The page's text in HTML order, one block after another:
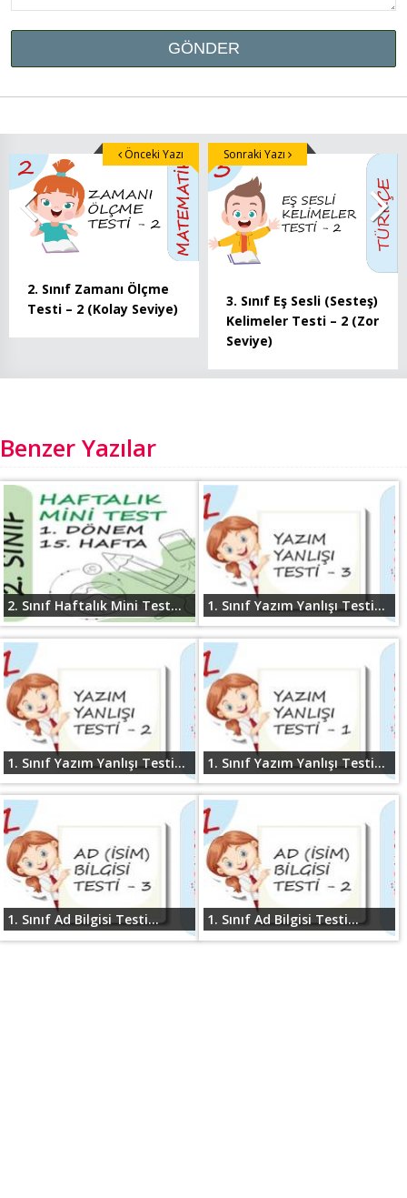
2. Sınıf Zamanı Ölçme
Testi – 2 (Kolay Seviye)
Önceki Yazı
3. Sınıf Eş Sesli (Sesteş)
Kelimeler Testi – 2 (Zor
Seviye)
Sonraki Yazı
Benzer Yazılar
2. Sınıf Haftalık Mini Test... 1. Sınıf Yazım Yanlışı Testi...
1. Sınıf Yazım Yanlışı Testi... 1. Sınıf Yazım Yanlışı Testi...
1. Sınıf Ad Bilgisi Testi... 1. Sınıf Ad Bilgisi Testi...